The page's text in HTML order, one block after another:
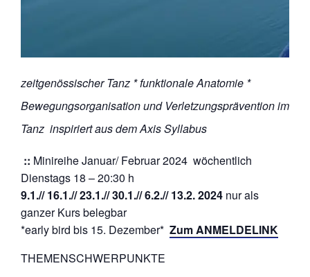
zeitgenössischer Tanz * funktionale Anatomie *
Bewegungsorganisation und Verletzungsprävention im
Tanz inspiriert aus dem Axis Syllabus
:: Minireihe Januar/ Februar 2024 wöchentlich
Dienstags 18 – 20:30 h
9.1.// 16.1.// 23.1.// 30.1.// 6.2.// 13.2. 2024 nur als
ganzer Kurs belegbar
*early bird bis 15. Dezember* Zum ANMELDELINK
THEMENSCHWERPUNKTE